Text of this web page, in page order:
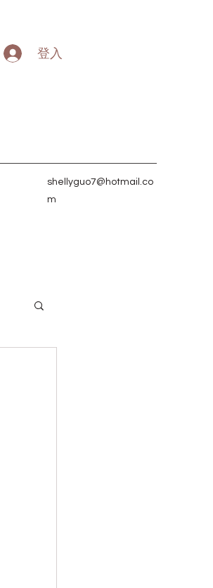
登入
shellyguo7@hotmail.co
m